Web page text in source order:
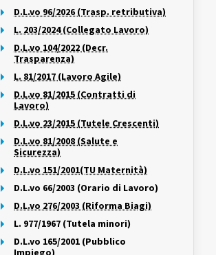
D.L.vo 96/2026 (Trasp. retributiva)
L. 203/2024 (Collegato Lavoro)
D.L.vo 104/2022 (Decr.
Trasparenza)
L. 81/2017 (Lavoro Agile)
D.L.vo 81/2015 (Contratti di
Lavoro)
D.L.vo 23/2015 (Tutele Crescenti)
D.L.vo 81/2008 (Salute e
Sicurezza)
D.L.vo 151/2001(TU Maternità)
D.L.vo 66/2003 (Orario di Lavoro)
D.L.vo 276/2003 (Riforma Biagi)
L. 977/1967 (Tutela minori)
D.L.vo 165/2001 (Pubblico
Impiego)